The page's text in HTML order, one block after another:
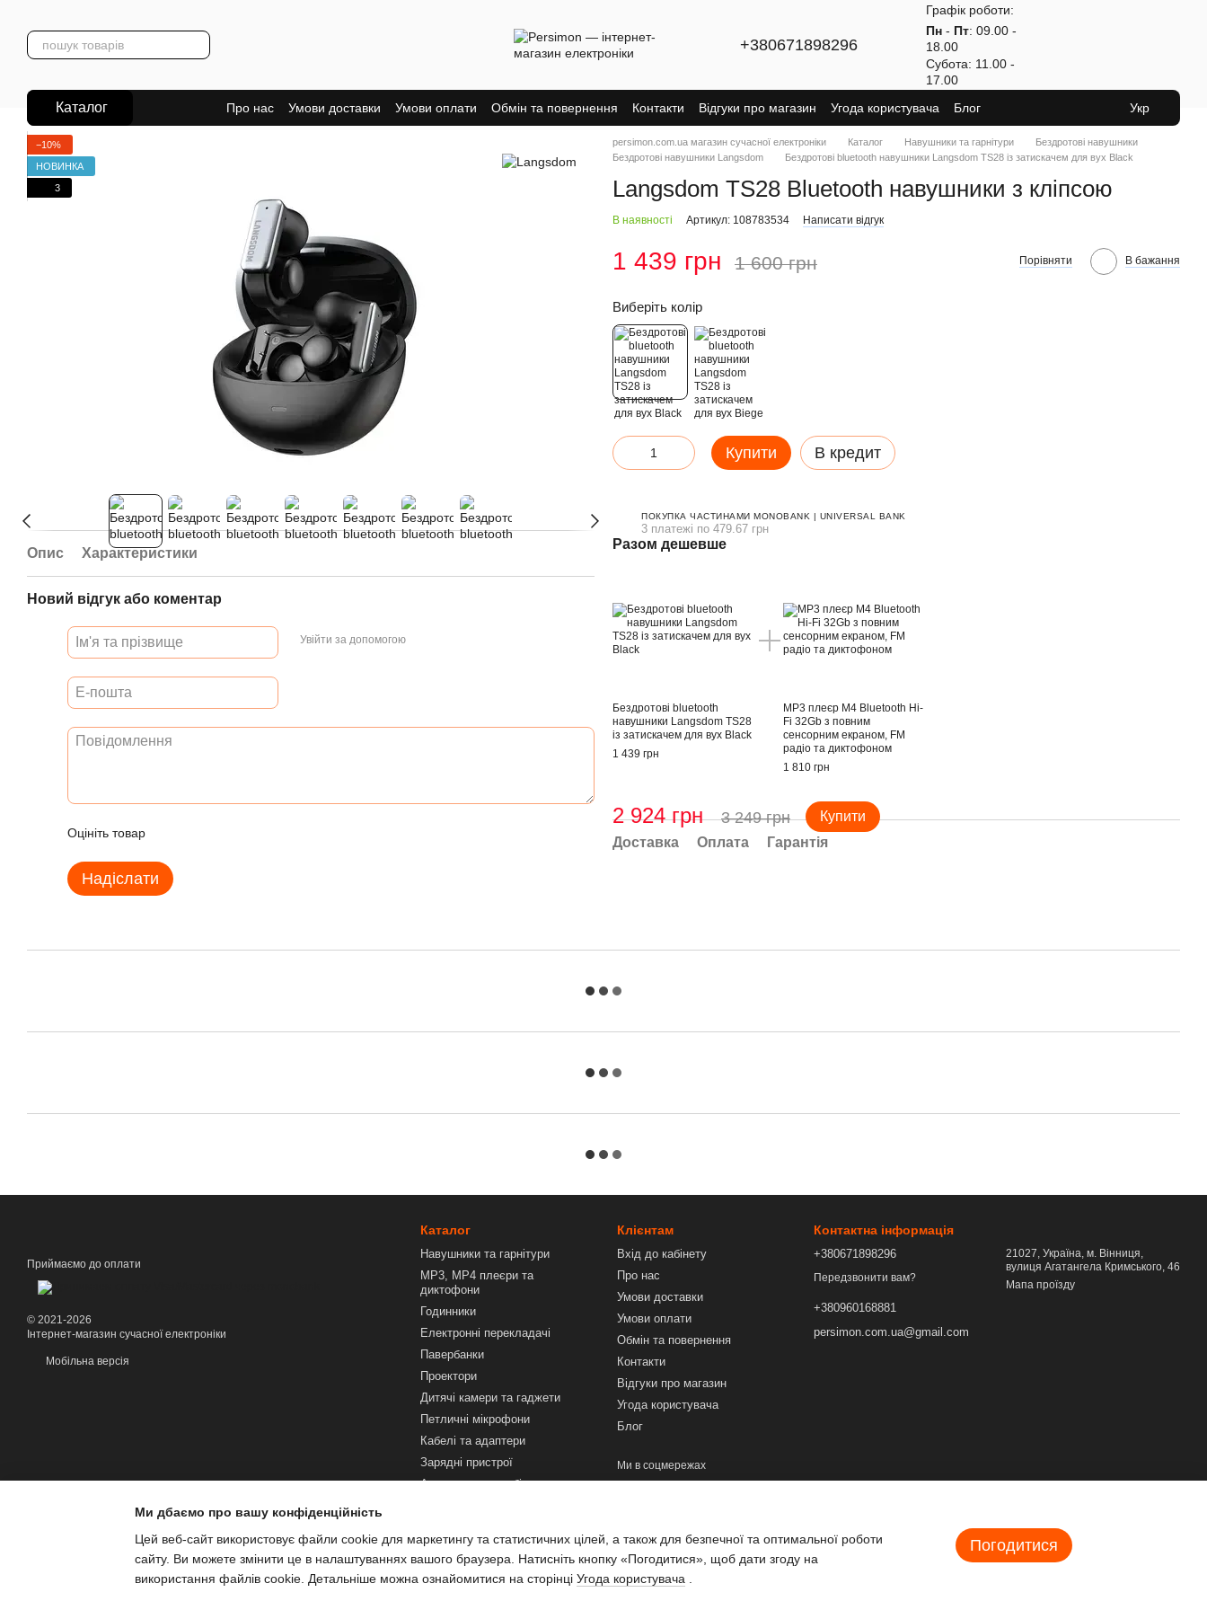
+380671898296
Графік роботи:
Пн- Пт: 09.00 -
18.00
Субота: 11.00 -
17.00
Каталог Про нас Умови доставки Умови оплати Обмін та повернення Контакти Відгуки про магазин Угода користувача Блог Укр
−10%
НОВИНКА
3
Опис Характеристики
Новий відгук або коментар
Увійти за допомогою
Оцініть товар
Надіслати
persimon.com.ua магазин сучасної електроніки Каталог Навушники та гарнітури
Бездротові навушники
Бездротові навушники Langsdom
Бездротові bluetooth навушники Langsdom TS28 із затискачем для вух Black
Langsdom TS28 Bluetooth навушники з кліпсою
В наявності Артикул: 108783534 Написати відгук
1 439 грн 1 600 грн Порівняти В бажання
Виберіть колір
Купити В кредит
ПОКУПКА ЧАСТИНАМИ MONOBANK | UNIVERSAL BANK
3 платежі по 479.67 грн
Разом дешевше
Бездротові bluetooth
навушники Langsdom TS28
із затискачем для вух Black
1 439 грн
MP3 плеєр M4 Bluetooth Hi-
Fi 32Gb з повним
сенсорним екраном, FM
радіо та диктофоном
1 810 грн
2 924 грн 3 249 грн
Купити
Доставка
Оплата Гарантія
Приймаємо до оплати
© 2021-2026
Інтернет-магазин сучасної електроніки
Мобільна версія
Каталог
Навушники та гарнітури
MP3, MP4 плеєри та
диктофони
Годинники
Електронні перекладачі
Павербанки
Проектори
Дитячі камери та гаджети
Петличні мікрофони
Кабелі та адаптери
Зарядні пристрої
Аксесуари до мобільних
Аксесуари для ПК і ноутбуків
Клієнтам
Вхід до кабінету
Про нас
Умови доставки
Умови оплати
Обмін та повернення
Контакти
Відгуки про магазин
Угода користувача
Блог
Ми в соцмережах
Контактна інформація
+380671898296
Передзвонити вам?
+380960168881
persimon.com.ua@gmail.com
21027, Україна, м. Вінниця,
вулиця Агатангела Кримського, 46
Мапа проїзду
Ми дбаємо про вашу конфіденційність
Цей веб-сайт використовує файли cookie для маркетингу та статистичних цілей, а також для безпечної та оптимальної роботи
сайту. Ви можете змінити це в налаштуваннях вашого браузера. Натисніть кнопку «Погодитися», щоб дати згоду на
використання файлів cookie. Детальніше можна ознайомитися на сторінці Угода користувача
Погодитися